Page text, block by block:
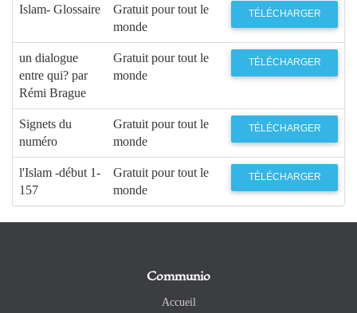
Islam- Glossaire
Gratuit pour tout le
monde
TÉLÉCHARGER
un dialogue
entre qui? par
Rémi Brague
Gratuit pour tout le
monde
TÉLÉCHARGER
Signets du
numéro
Gratuit pour tout le
monde
TÉLÉCHARGER
l'Islam -début 1-
157
Gratuit pour tout le
monde
TÉLÉCHARGER
Communio
Accueil